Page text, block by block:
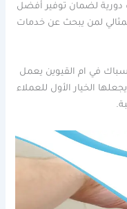
لضمان توفير أفضل
لمن يبحث عن خدمات
في ام القيوين يعمل
الخيار الأول للعملاء